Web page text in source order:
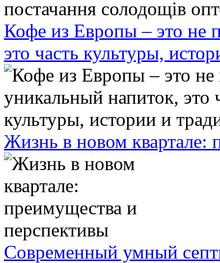
Кофе из Европы – это не
это часть культуры,
Жизнь в новом квартале:
Современный умный